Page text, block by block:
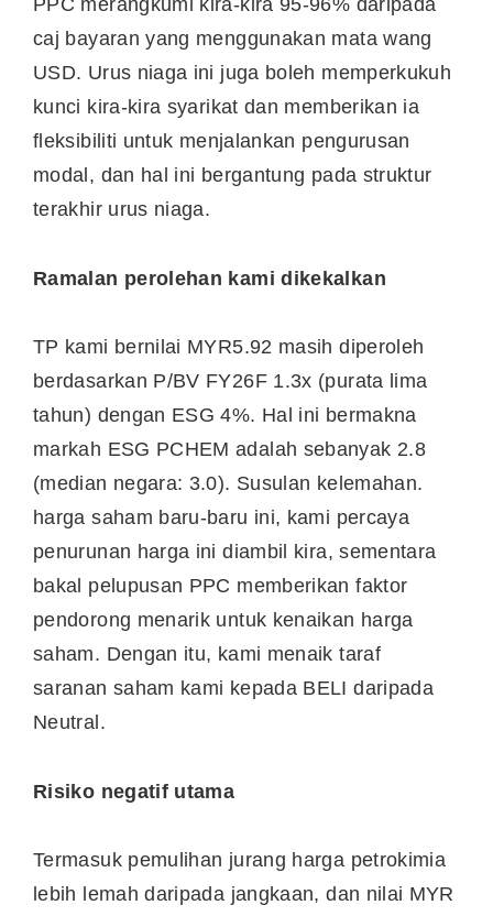
PPC merangkumi kira-kira 95-96% daripada
caj bayaran yang menggunakan mata wang
USD. Urus niaga ini juga boleh memperkukuh
kunci kira-kira syarikat dan memberikan ia
fleksibiliti untuk menjalankan pengurusan
modal, dan hal ini bergantung pada struktur
terakhir urus niaga.
Ramalan perolehan kami dikekalkan
TP kami bernilai MYR5.92 masih diperoleh
berdasarkan P/BV FY26F 1.3x (purata lima
tahun) dengan ESG 4%. Hal ini bermakna
markah ESG PCHEM adalah sebanyak 2.8
(median negara: 3.0). Susulan kelemahan.
harga saham baru-baru ini, kami percaya
penurunan harga ini diambil kira, sementara
bakal pelupusan PPC memberikan faktor
pendorong menarik untuk kenaikan harga
saham. Dengan itu, kami menaik taraf
saranan saham kami kepada BELI daripada
Neutral.
Risiko negatif utama
Termasuk pemulihan jurang harga petrokimia
lebih lemah daripada jangkaan, dan nilai MYR